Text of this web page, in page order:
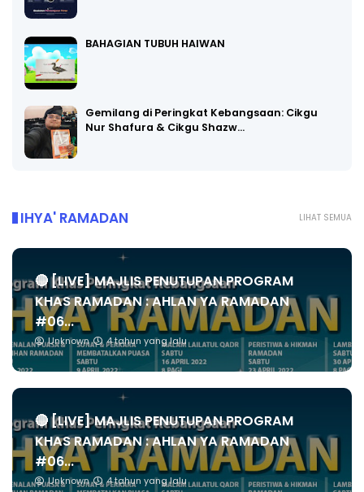
BAHAGIAN TUBUH HAIWAN
Gemilang di Peringkat Kebangsaan: Cikgu
Nur Shafura & Cikgu Shazw…
LIHAT SEMUA
IHYA' RAMADAN
🔴 [LIVE] MAJLIS PENUTUPAN PROGRAM
KHAS RAMADAN : AHLAN YA RAMADAN
#06...
Unknown 4 tahun yang lalu
🔴 [LIVE] MAJLIS PENUTUPAN PROGRAM
KHAS RAMADAN : AHLAN YA RAMADAN
#06...
Unknown 4 tahun yang lalu